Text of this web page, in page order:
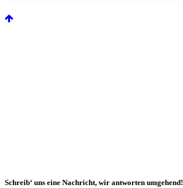
Schreib‘ uns eine Nachricht, wir antworten umgehend!